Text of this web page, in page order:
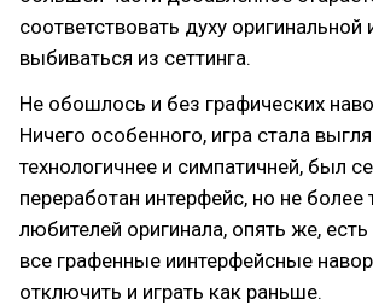
соответствовать духу оригинальной
выбиваться из сеттинга.
Не обошлось и без графических
Ничего особенного, игра стала
технологичнее и симпатичней, был
переработан интерфейс, но не более
любителей оригинала, опять же,
все графенные иинтерфейсные
отключить и играть как раньше.